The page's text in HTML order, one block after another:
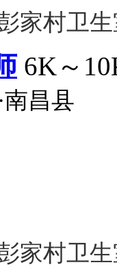
家村卫
6K～
·南昌县
家村卫